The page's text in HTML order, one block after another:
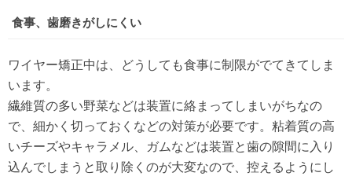
食事、歯磨きがしにくい
ワイヤー矯正中は、どうしても食事に制限がでてきてしま
います。
繊維質の多い野菜などは装置に絡まってしまいがちなの
で、細かく切っておくなどの対策が必要です。粘着質の高
いチーズやキャラメル、ガムなどは装置と歯の隙間に入り
込んでしまうと取り除くのが大変なので、控えるようにし